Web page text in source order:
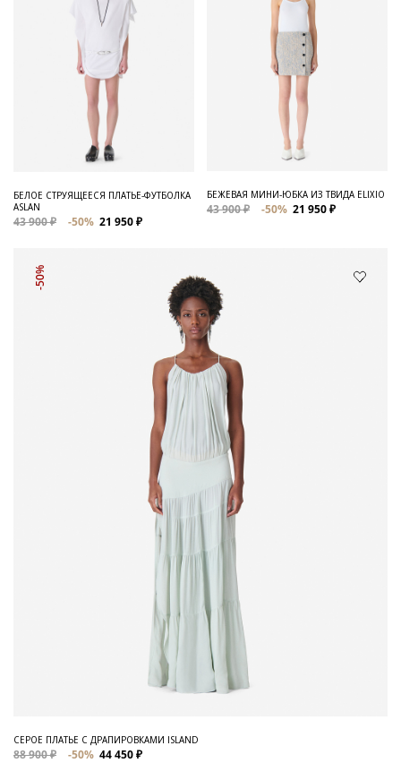
БЕЛОЕ СТРУЯЩЕЕСЯ ПЛАТЬЕ-ФУТБОЛКА
ASLAN
43 900 ₽ -50% 21 950 ₽
БЕЖЕВАЯ МИНИ-ЮБКА ИЗ ТВИДА ELIXIO
43 900 ₽ -50% 21 950 ₽
-50%
СЕРОЕ ПЛАТЬЕ С ДРАПИРОВКАМИ ISLAND
88 900 ₽ -50% 44 450 ₽